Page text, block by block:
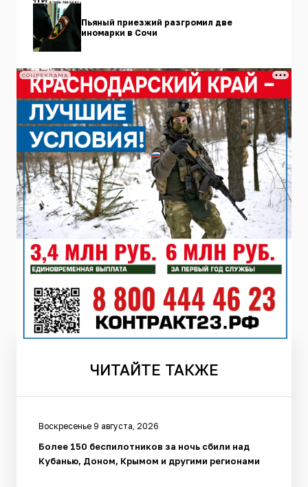
Пьяный приезжий разгромил две
иномарки в Сочи
СОЦРЕКЛАМА
ЧИТАЙТЕ ТАКЖЕ
Воскресенье 9 августа, 2026
Более 150 беспилотников за ночь сбили над
Кубанью, Доном, Крымом и другими регионами